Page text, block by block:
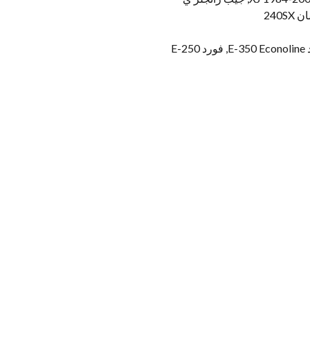
فورد F-550 Super Duty, فورد F-450 Super Duty, فورد F-350 Super Duty, فورد, F-250 Super Duty, فورد E-350 Econoline, فورد E-250